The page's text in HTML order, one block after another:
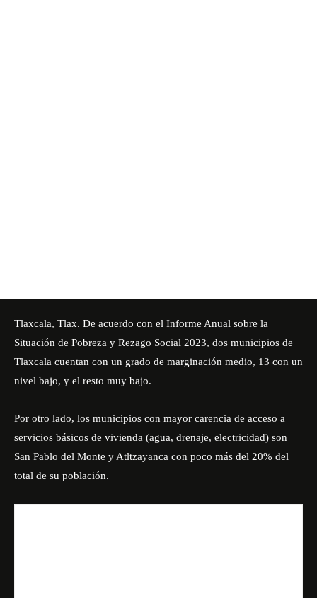
Tlaxcala, Tlax. De acuerdo con el Informe Anual sobre la
Situación de Pobreza y Rezago Social 2023, dos municipios de
Tlaxcala cuentan con un grado de marginación medio, 13 con un
nivel bajo, y el resto muy bajo.
Por otro lado, los municipios con mayor carencia de acceso a
servicios básicos de vivienda (agua, drenaje, electricidad) son
San Pablo del Monte y Atltzayanca con poco más del 20% del
total de su población.